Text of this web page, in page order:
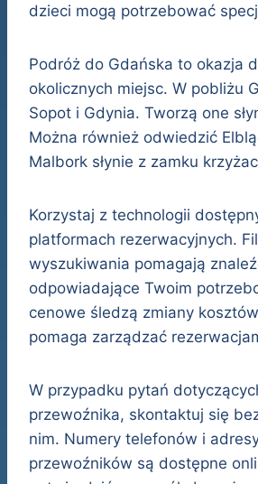
dzieci mogą potrzebować
Podróż do Gdańska to okazja
okolicznych miejsc. W pobliżu
Sopot i Gdynia. Tworzą one
Można również odwiedzić
Malbork słynie z zamku
Korzystaj z technologii
platformach rezerwacyjnych.
wyszukiwania pomagają
odpowiadające Twoim
cenowe śledzą zmiany
pomaga zarządzać
W przypadku pytań
przewoźnika, skontaktuj się
nim. Numery telefonów i
przewoźników są dostępne